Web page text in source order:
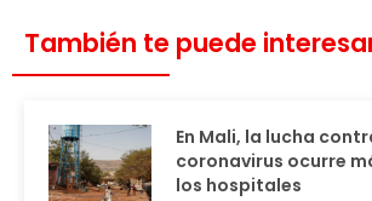
También te puede
En Mali, la lucha
coronavirus ocurre
los hospitales